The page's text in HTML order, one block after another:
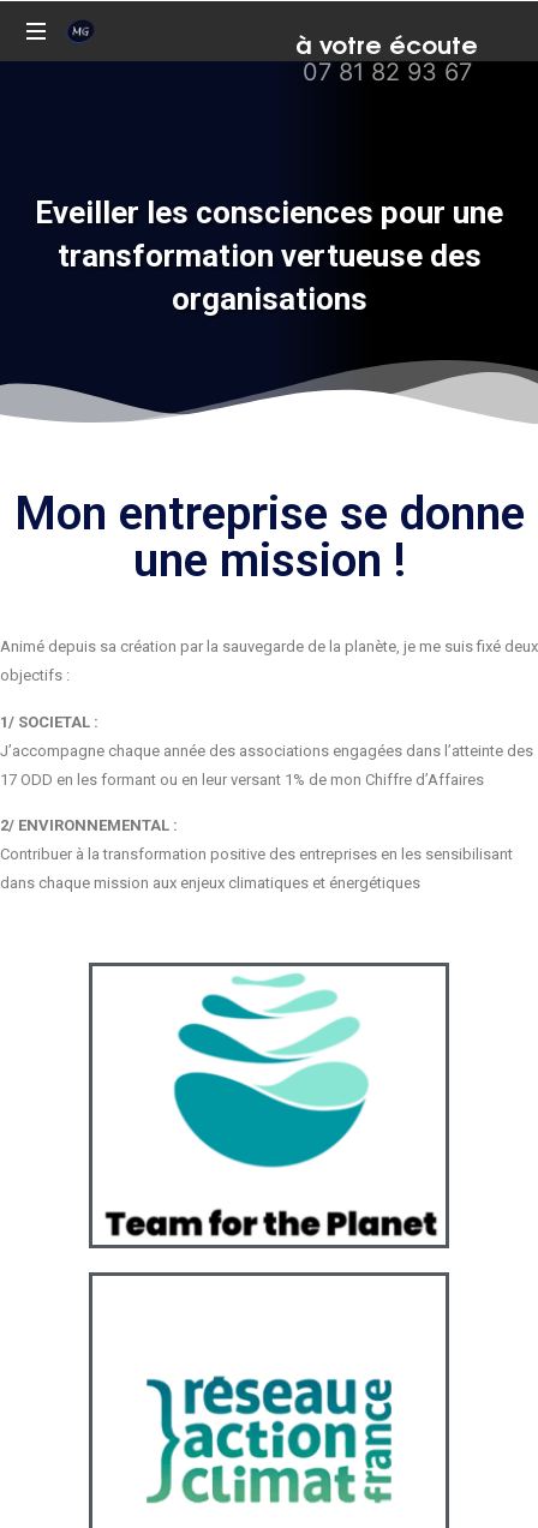
à votre écoute
07 81 82 93 67
Eveiller les consciences pour une
transformation vertueuse des
organisations
Mon entreprise se donne
une mission !
Animé depuis sa création par la sauvegarde de la planète, je me suis fixé deux
objectifs :
1/ SOCIETAL :
J’accompagne chaque année des associations engagées dans l’atteinte des
17 ODD en les formant ou en leur versant 1% de mon Chiffre d’Affaires
2/ ENVIRONNEMENTAL :
Contribuer à la transformation positive des entreprises en les sensibilisant
dans chaque mission aux enjeux climatiques et énergétiques